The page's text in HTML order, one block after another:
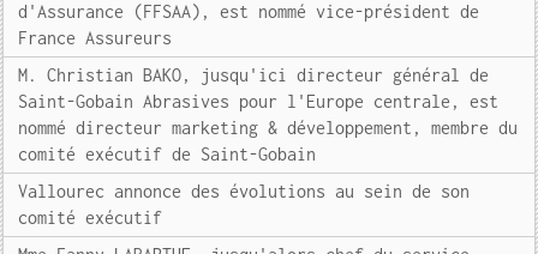
d'Assurance (FFSAA), est nommé vice-président de
France Assureurs
M. Christian BAKO, jusqu'ici directeur général de
Saint-Gobain Abrasives pour l'Europe centrale, est
nommé directeur marketing & développement, membre du
comité exécutif de Saint-Gobain
Vallourec annonce des évolutions au sein de son
comité exécutif